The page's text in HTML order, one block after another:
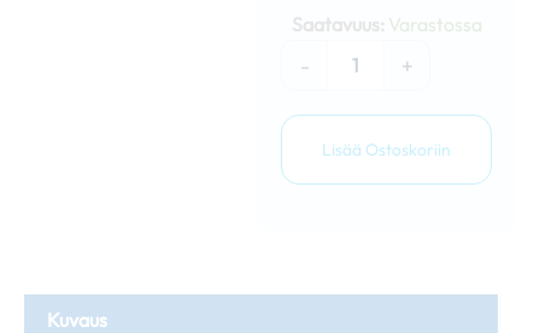
Saatavuus: Varastossa
-
telttarunkojen
yhdistäjä
+
Lisää Ostoskoriin
Kuvaus